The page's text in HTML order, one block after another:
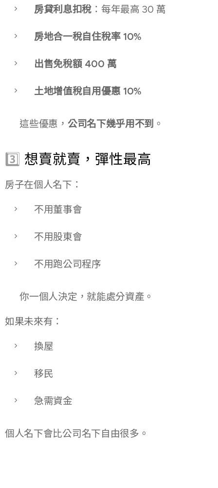
房貸利息扣稅 ：每年最高 30 萬
房地合一稅自住稅率 10%
出售免稅額 400 萬
土地增值稅自用優惠 10%
📌 這些優惠， 公司名下幾乎用不到 。
3️⃣ 想賣就賣，彈性最高
房子在個人名下：
不用董事會
不用股東會
不用跑公司程序
👉 你一個人決定，就能處分資產。
如果未來有：
換屋
移民
急需資金
個人名下會比公司名下自由很多。